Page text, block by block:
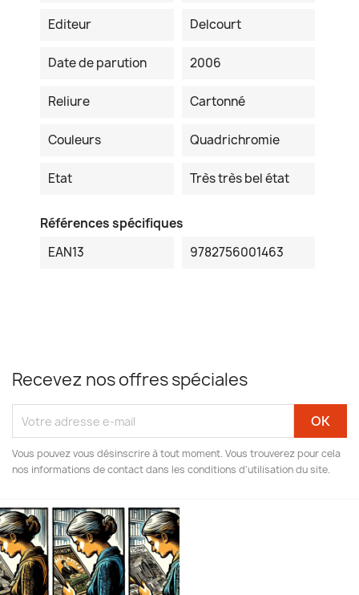
Editeur Delcourt
Date de parution 2006
Reliure Cartonné
Couleurs Quadrichromie
Etat Très très bel état
Références spécifiques
EAN13
9782756001463
Recevez nos offres spéciales
Vous pouvez vous désinscrire à tout moment. Vous trouverez pour cela
nos informations de contact dans les conditions d'utilisation du site.